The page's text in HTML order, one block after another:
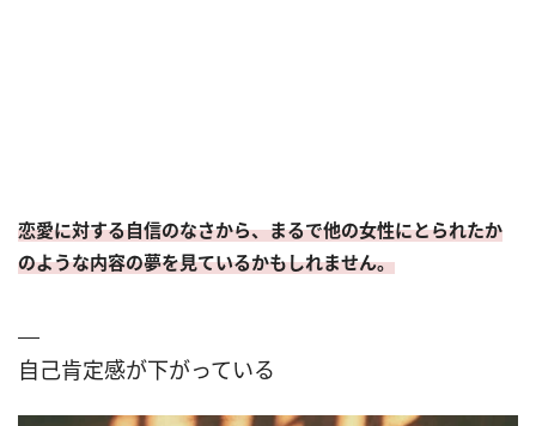
恋愛に対する自信のなさから、まるで他の女性にとられたか
のような内容の夢を見ているかもしれません。
自己肯定感が下がっている